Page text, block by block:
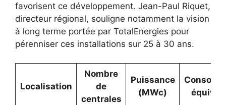
favorisent ce développement. Jean-Paul Riquet,
directeur régional, souligne notamment la vision
à long terme portée par TotalEnergies pour
pérenniser ces installations sur 25 à 30 ans.
Localisation
Nombre
de
centrales
Puissance
(MWc)